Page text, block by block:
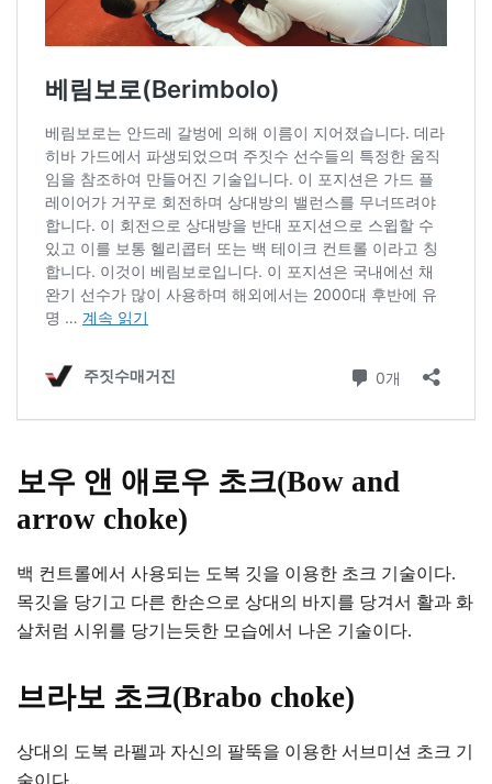
보우 앤 애로우 초크(Bow and
arrow choke)
백 컨트롤에서 사용되는 도복 깃을 이용한 초크 기술이다.
목깃을 당기고 다른 한손으로 상대의 바지를 당겨서 활과 화
살처럼 시위를 당기는듯한 모습에서 나온 기술이다.
브라보 초크(Brabo choke)
상대의 도복 라펠과 자신의 팔뚝을 이용한 서브미션 초크 기
술이다.